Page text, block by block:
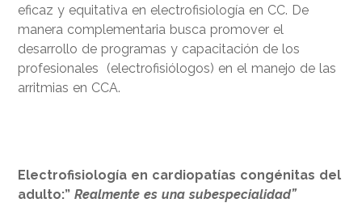
eficaz y equitativa en electrofisiología en CC. De
manera complementaria busca promover el
desarrollo de programas y capacitación de los
profesionales (electrofisiólogos) en el manejo de las
arritmias en CCA.
Electrofisiología en cardiopatías congénitas del
adulto:” Realmente es una subespecialidad”